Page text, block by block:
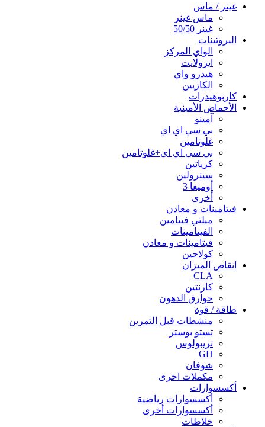
غينر / ماس
ماس غينر
غينر 50/50
البروتينات
الواي المركز
ايزولايت
هيدرو واي
الكازيين
كاربوهيدرات
الأحماض الأمينية
آمينو
بي سي اي اي
غلوتامين
بي سي اي اي+غلوتامين
كرياتين
سيترولين
أوميغا 3
أخرى
فيتامينات و معادن
ميلتي فيتامين
الفيتامينات
فيتامينات و معادن
كولاجين
انقاص الميزان
CLA
كارنتين
حوارق الدهون
طاقة / قوة
منشطات قبل التمرين
تستو بوستر
تريبولوس
GH
شوفان
مكملات اخرى
أكسسوارات
أكسسوارات رياضية
أكسسوارات أخرى
خلاطات